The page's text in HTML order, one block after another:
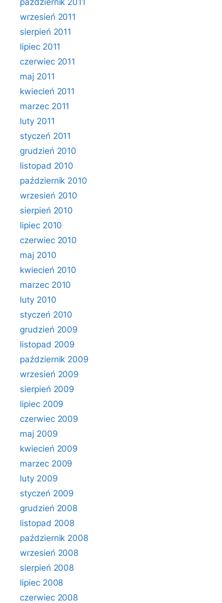
październik 2011
wrzesień 2011
sierpień 2011
lipiec 2011
czerwiec 2011
maj 2011
kwiecień 2011
marzec 2011
luty 2011
styczeń 2011
grudzień 2010
listopad 2010
październik 2010
wrzesień 2010
sierpień 2010
lipiec 2010
czerwiec 2010
maj 2010
kwiecień 2010
marzec 2010
luty 2010
styczeń 2010
grudzień 2009
listopad 2009
październik 2009
wrzesień 2009
sierpień 2009
lipiec 2009
czerwiec 2009
maj 2009
kwiecień 2009
marzec 2009
luty 2009
styczeń 2009
grudzień 2008
listopad 2008
październik 2008
wrzesień 2008
sierpień 2008
lipiec 2008
czerwiec 2008